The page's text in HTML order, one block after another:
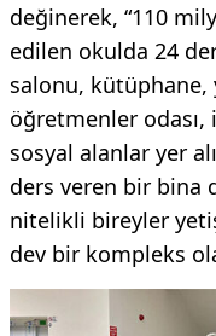
değinerek, “110
edilen okulda 24
salonu, kütüphane,
öğretmenler
sosyal alanlar yer
ders veren bir bina
nitelikli bireyler
dev bir kompleks